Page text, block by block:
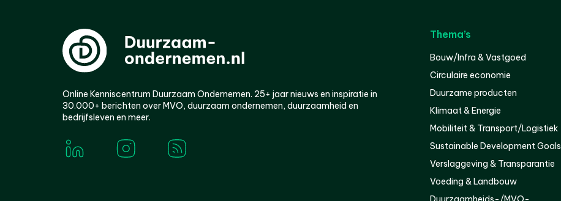
Online Kenniscentrum Duurzaam Ondernemen. 25+ jaar nieuws en inspiratie in
30.000+ berichten over MVO, duurzaam ondernemen, duurzaamheid en
bedrijfsleven en meer.
Thema’s
Bouw/Infra & Vastgoed
Circulaire economie
Duurzame producten
Klimaat & Energie
Mobiliteit & Transport/Logistiek
Sustainable Development Goals
Verslaggeving & Transparantie
Voeding & Landbouw